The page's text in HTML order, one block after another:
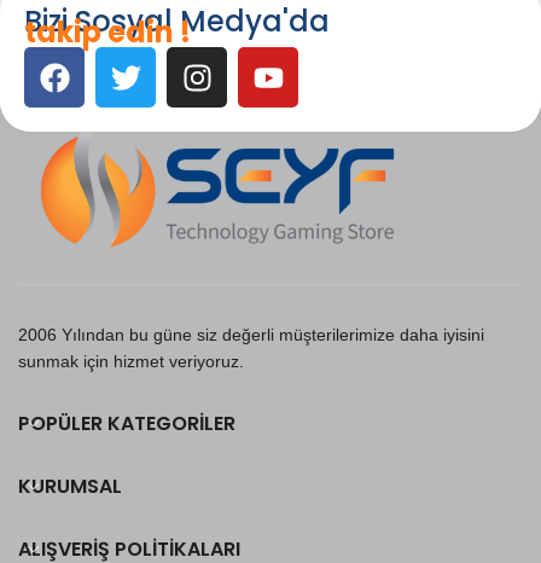
Bizi Sosyal Medya'da
takip edin !
2006 Yılından bu güne siz değerli müşterilerimize daha iyisini
sunmak için hizmet veriyoruz.
POPÜLER KATEGORILER
KURUMSAL
ALIŞVERIŞ POLITIKALARI